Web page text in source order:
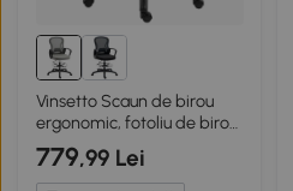
Vinsetto Scaun de birou
ergonomic, fotoliu de birou
cu suport pentru picioare și
cotiere, din mesh, 59 x 65 x
779,99 Lei